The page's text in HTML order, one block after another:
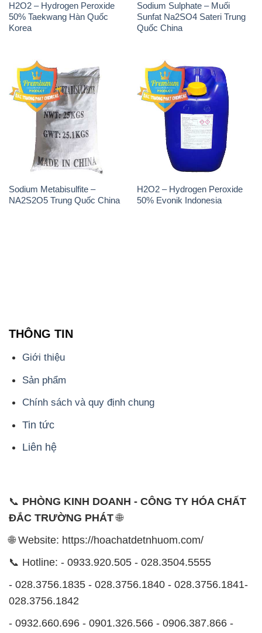
H2O2 – Hydrogen Peroxide
50% Taekwang Hàn Quốc
Korea
Sodium Sulphate – Muối
Sunfat Na2SO4 Sateri Trung
Quốc China
Sodium Metabisulfite –
NA2S2O5 Trung Quốc China
H2O2 – Hydrogen Peroxide
50% Evonik Indonesia
THÔNG TIN
Giới thiệu
Sản phẩm
Chính sách và quy định chung
Tin tức
Liên hệ
📞 PHÒNG KINH DOANH - CÔNG TY HÓA CHẤT
ĐẮC TRƯỜNG PHÁT🌐
🌐 Website: https://hoachatdetnhuom.com/
📞 Hotline: - 0933.920.505 - 028.3504.5555
- 028.3756.1835 - 028.3756.1840 - 028.3756.1841-
028.3756.1842
- 0932.660.696 - 0901.326.566 - 0906.387.866 -